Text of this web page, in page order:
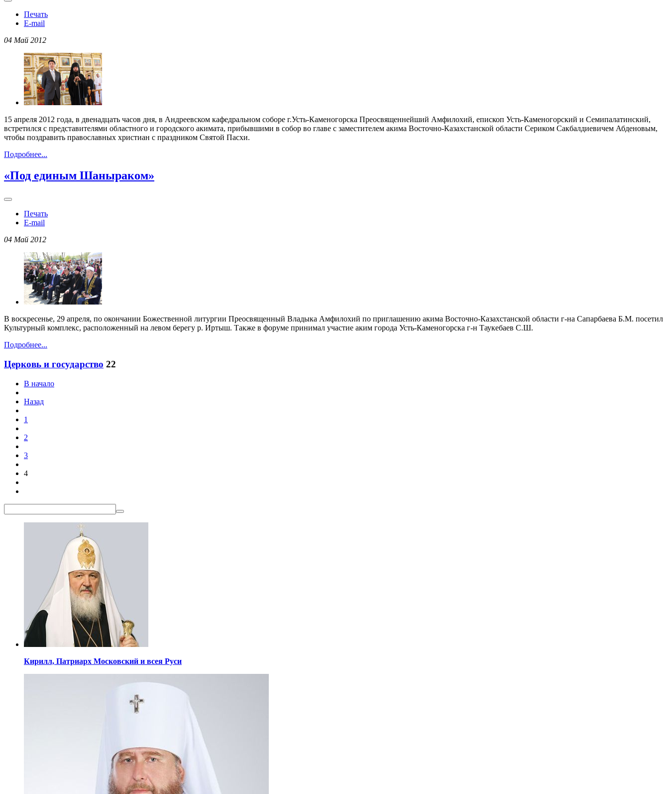
Печать
E-mail
04 Май 2012
15 апреля 2012 года, в двенадцать часов дня, в Андреевском кафедральном соборе г.Усть-Каменогорска Преосвященнейший Амфилохий, епископ Усть-Каменогорский и Семипалатинский,
встретился с представителями областного и городского акимата, прибывшими в собор во главе с заместителем акима Восточно-Казахстанской области Сериком Сакбалдиевичем Абденовым,
чтобы поздравить православных христиан с праздником Святой Пасхи.
Подробнее...
«Под единым Шаныраком»
Печать
E-mail
04 Май 2012
В воскресенье, 29 апреля, по окончании Божественной литургии Преосвященный Владыка Амфилохий по приглашению акима Восточно-Казахстанской области г-на Сапарбаева Б.М. посетил
Культурный комплекс, расположенный на левом берегу р. Иртыш. Также в форуме принимал участие аким города Усть-Каменогорска г-н Таукебаев С.Ш.
Подробнее...
Церковь и государство 22
В начало
Назад
1
2
3
4
Кирилл, Патриарх Московский и всея Руси